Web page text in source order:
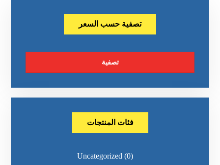
تصفية حسب السعر
تصفية
فئات المنتجات
Uncategorized (0)